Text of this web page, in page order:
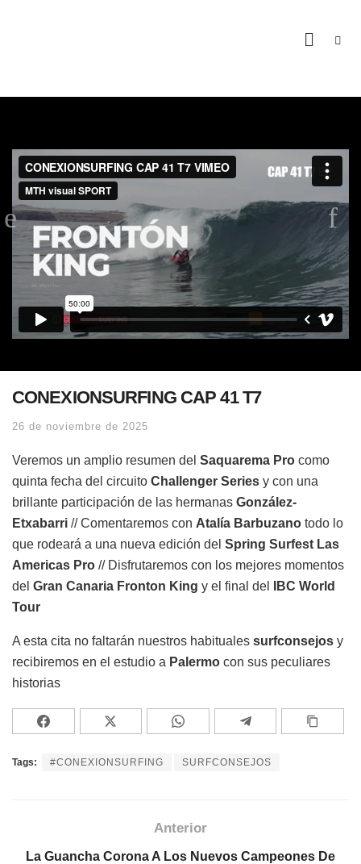
CONEXIONSURFING CAP 41 T7
26 de noviembre de 2025
Veremos un amplio resumen del Saquarema Pro como
quinta fecha del circuito Challenger Series y con una
brillante participación de las hermanas González-
Etxabarri // Comentaremos con Atalía Barbuzano todo lo
que rodeará a una nueva edición del Spring Surfest Las
Americas Pro // Disfrutaremos con los mejores momentos
del Gran Canaria Fronton King y el final del
IBC World
Tour
A esta cita no faltarán nuestros habituales surfconsejos y
recibiremos en el estudio a Palermo con sus peculiares
historias
Tags: #CONEXIONSURFING SURFCONSEJOS
Anterior
La Guancha Corona A Los Nuevos Campeones De